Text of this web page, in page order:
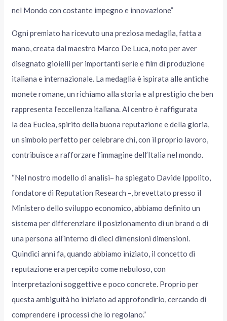
nel Mondo con costante impegno e innovazione”
Ogni premiato ha ricevuto una preziosa medaglia, fatta a
mano, creata dal maestro Marco De Luca, noto per aver
disegnato gioielli per importanti serie e film di produzione
italiana e internazionale. La medaglia è ispirata alle antiche
monete romane, un richiamo alla storia e al prestigio che ben
rappresenta l’eccellenza italiana. Al centro è raffigurata
la dea Euclea, spirito della buona reputazione e della gloria,
un simbolo perfetto per celebrare chi, con il proprio lavoro,
contribuisce a rafforzare l’immagine dell’Italia nel mondo.
“Nel nostro modello di analisi– ha spiegato Davide Ippolito,
fondatore di Reputation Research –, brevettato presso il
Ministero dello sviluppo economico, abbiamo definito un
sistema per differenziare il posizionamento di un brand o di
una persona all’interno di dieci dimensioni dimensioni.
Quindici anni fa, quando abbiamo iniziato, il concetto di
reputazione era percepito come nebuloso, con
interpretazioni soggettive e poco concrete. Proprio per
questa ambiguità ho iniziato ad approfondirlo, cercando di
comprendere i processi che lo regolano.”